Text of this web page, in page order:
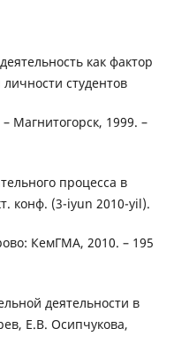
как фактор
студентов
Магнитогорск, 1999. –
процесса в
конф. (3-iyun 2010-yil).
КемГМА, 2010. – 195
деятельности в
Е.В. Осипчукова,